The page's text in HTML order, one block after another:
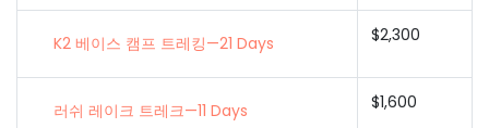
K2 베이스 캠프 트레킹—21 Days $2,300
러쉬 레이크 트레크—11 Days $1,600